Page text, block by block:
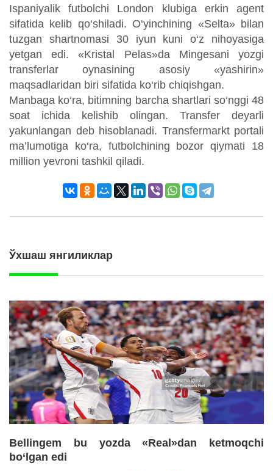
Ispaniyalik futbolchi London klubiga erkin agent
sifatida kelib qo‘shiladi. O‘yinchining «Selta» bilan
tuzgan shartnomasi 30 iyun kuni o‘z nihoyasiga
yetgan edi. «Kristal Pelas»da Mingesani yozgi
transferlar oynasining asosiy «yashirin»
maqsadlaridan biri sifatida ko‘rib chiqishgan.
Manbaga ko‘ra, bitimning barcha shartlari so‘nggi 48
soat ichida kelishib olingan. Transfer deyarli
yakunlangan deb hisoblanadi. Transfermarkt portali
ma’lumotiga ko‘ra, futbolchining bozor qiymati 18
million yevroni tashkil qiladi.
Ўхшаш янгиликлар
Bellingem bu yozda «Real»dan ketmoqchi
bo‘lgan edi